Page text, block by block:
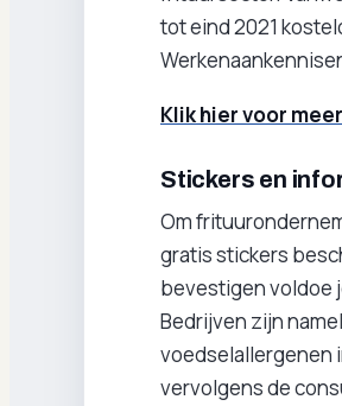
tot eind 2021
Klik hier voor
Stickers en
Om
gratis stickers
bevestigen voldoe
Bedrijven zijn
voedselallergenen
vervolgens de